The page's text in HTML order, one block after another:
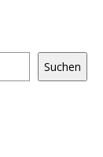
Suchen